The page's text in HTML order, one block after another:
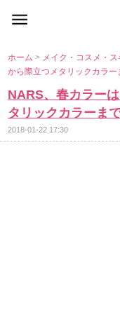
ホーム> メイク・コスメ・
から際立つメタリックカラ
NARS、春カラー
タリックカラーま
2018-01-22 17:30